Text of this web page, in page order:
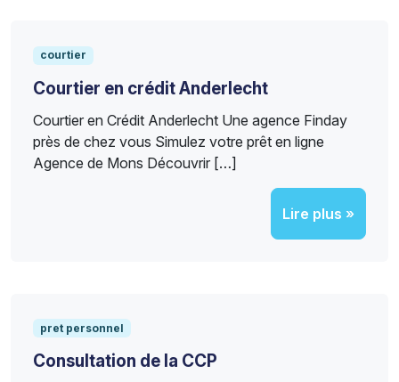
courtier
Courtier en crédit Anderlecht
Courtier en Crédit Anderlecht Une agence Finday
près de chez vous Simulez votre prêt en ligne
Agence de Mons Découvrir […]
Lire plus »
pret personnel
Consultation de la CCP